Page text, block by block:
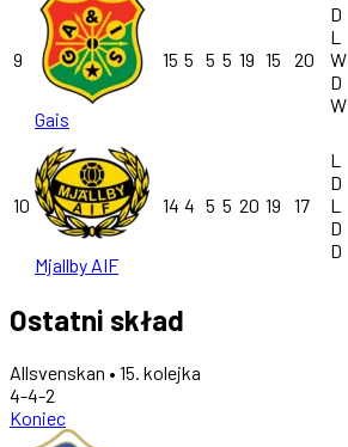
9
Gais
15 5 5 5 19 15 20
D
L
W
D
W
10
Mjallby AIF
14 4 5 5 20 19 17
L
D
L
D
D
Ostatni skład
Allsvenskan • 15. kolejka
4-4-2
Koniec